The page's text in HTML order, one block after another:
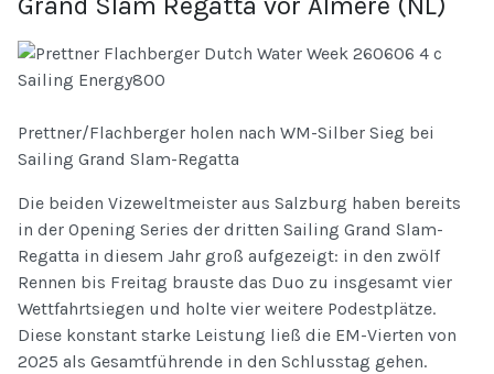
Prettner/Flachberger holen nach WM-Silber Sieg bei
Sailing Grand Slam-Regatta
Die beiden Vizeweltmeister aus Salzburg haben bereits
in der Opening Series der dritten Sailing Grand Slam-
Regatta in diesem Jahr groß aufgezeigt: in den zwölf
Rennen bis Freitag brauste das Duo zu insgesamt vier
Wettfahrtsiegen und holte vier weitere Podestplätze.
Diese konstant starke Leistung ließ die EM-Vierten von
2025 als Gesamtführende in den Schlusstag gehen.